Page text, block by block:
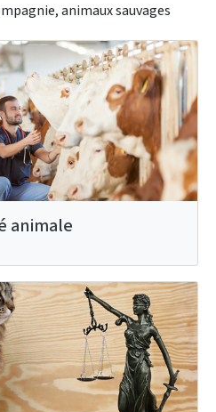
animaux sauvages
animale